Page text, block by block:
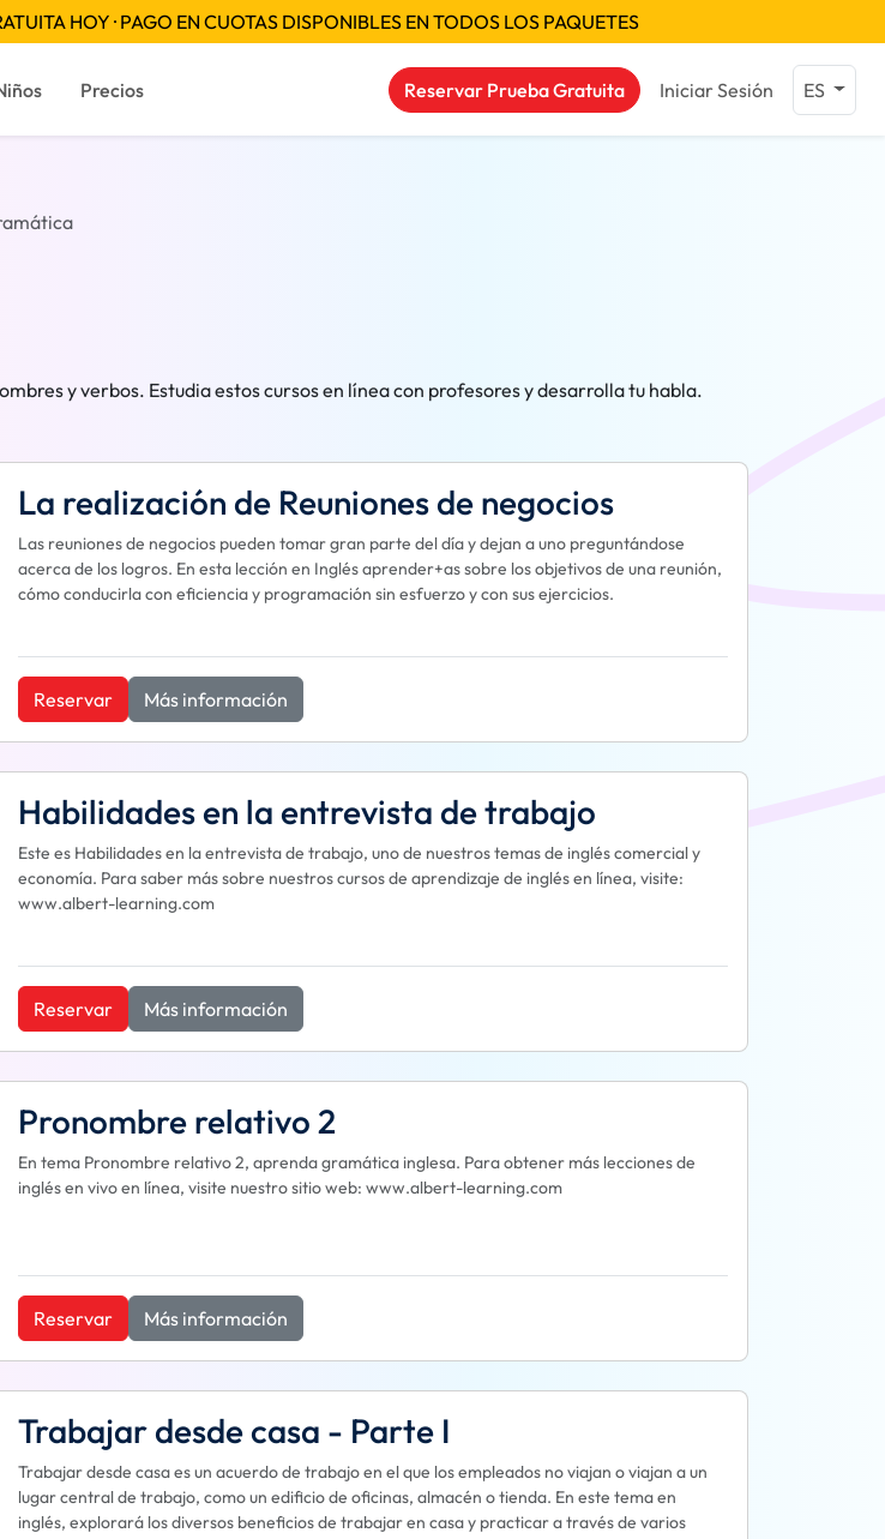
HOY · PAGO EN CUOTAS DISPONIBLES EN TODOS LOS PAQUETES
Precios Reservar Prueba Gratuita Iniciar Sesión ES
y verbos. Estudia estos cursos en línea con profesores y desarrolla tu habla.
La realización de Reuniones de negocios
Las reuniones de negocios pueden tomar gran parte del día y dejan a uno preguntándose
acerca de los logros. En esta lección en Inglés aprender+as sobre los objetivos de una reunión,
cómo conducirla con eficiencia y programación sin esfuerzo y con sus ejercicios.
Reservar Más información
Habilidades en la entrevista de trabajo
Este es Habilidades en la entrevista de trabajo, uno de nuestros temas de inglés comercial y
economía. Para saber más sobre nuestros cursos de aprendizaje de inglés en línea, visite:
www.albert-learning.com
Reservar Más información
Pronombre relativo 2
En tema Pronombre relativo 2, aprenda gramática inglesa. Para obtener más lecciones de
inglés en vivo en línea, visite nuestro sitio web: www.albert-learning.com
Reservar Más información
Trabajar desde casa - Parte I
Trabajar desde casa es un acuerdo de trabajo en el que los empleados no viajan o viajan a un
lugar central de trabajo, como un edificio de oficinas, almacén o tienda. En este tema en
inglés, explorará los diversos beneficios de trabajar en casa y practicar a través de varios